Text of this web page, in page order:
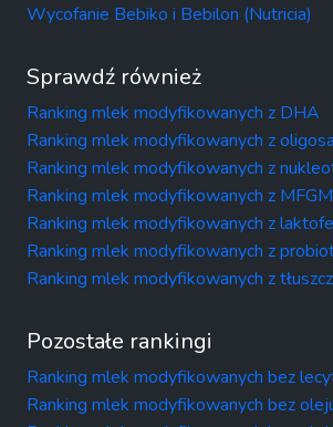
Wycofanie Bebiko i Bebilon (Nutricia)
Sprawdź również
Ranking mlek modyfikowanych z DHA
Ranking mlek modyfikowanych z
Ranking mlek modyfikowanych z
Ranking mlek modyfikowanych z MFGM
Ranking mlek modyfikowanych z
Ranking mlek modyfikowanych z
Ranking mlek modyfikowanych z
Pozostałe rankingi
Ranking mlek modyfikowanych bez
Ranking mlek modyfikowanych bez